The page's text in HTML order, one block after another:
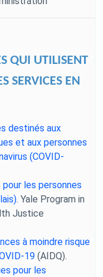
QUI UTILISENT
SERVICES EN
destinés aux
et aux personnes
(COVID-
les personnes
. Yale Program in
Justice
à moindre risque
19 (AIDQ).
pour les